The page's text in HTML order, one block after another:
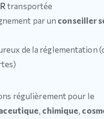
transportée
par un conseiller
de la réglementation
régulièrement pour le
, chimique,